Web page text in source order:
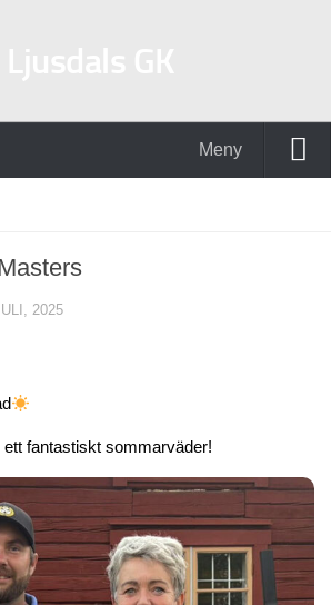
Meny
Wira Medical Masters 2026
2025
fantastiskt sommarväder!